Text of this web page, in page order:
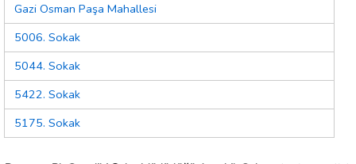
Gazi Osman Paşa Mahallesi
5006. Sokak
5044. Sokak
5422. Sokak
5175. Sokak